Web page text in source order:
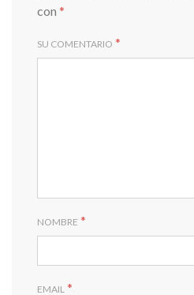
con *
SU COMENTARIO *
NOMBRE *
EMAIL *